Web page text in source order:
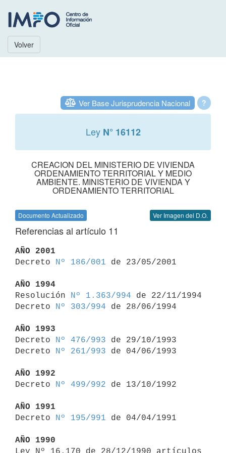
Volver
?
Ver Base Jurisprudencia Nacional
Ley N° 16112
CREACION DEL MINISTERIO DE VIVIENDA
ORDENAMIENTO TERRITORIAL Y MEDIO
AMBIENTE. MINISTERIO DE VIVIENDA Y
ORDENAMIENTO TERRITORIAL
Documento Actualizado Ver Imagen del D.O.
Referencias al artículo 11
AÑO 2001
Decreto
Nº 186/001 de 23/05/2001
AÑO 1994
Resolución
Nº 1.363/994 de 22/11/1994
Decreto
Nº 303/994 de 28/06/1994
AÑO 1993
Decreto
Nº 476/993 de 29/10/1993
Decreto
Nº 261/993 de 04/06/1993
AÑO 1992
Decreto
Nº 499/992 de 13/10/1992
AÑO 1991
Decreto
Nº 195/991 de 04/04/1991
AÑO 1990